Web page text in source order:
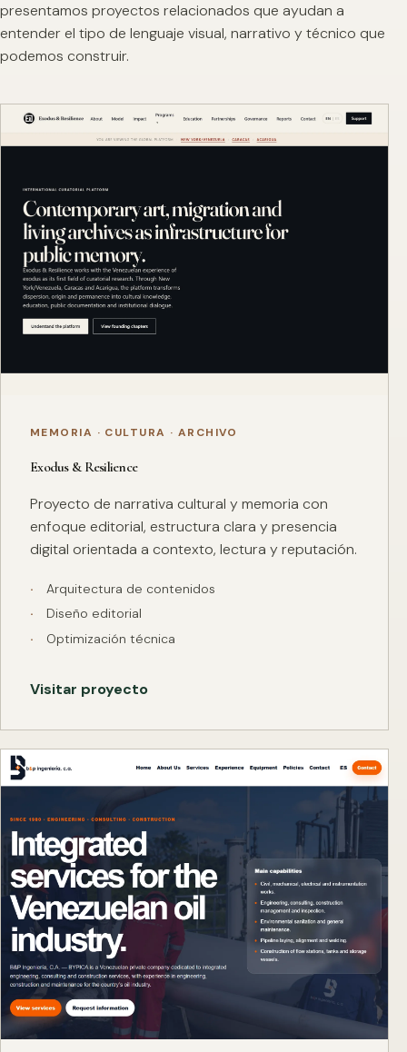
presentamos proyectos relacionados que ayudan a
entender el tipo de lenguaje visual, narrativo y técnico que
podemos construir.
MEMORIA · CULTURA · ARCHIVO
Exodus & Resilience
Proyecto de narrativa cultural y memoria con
enfoque editorial, estructura clara y presencia
digital orientada a contexto, lectura y reputación.
Arquitectura de contenidos
Diseño editorial
Optimización técnica
Visitar proyecto